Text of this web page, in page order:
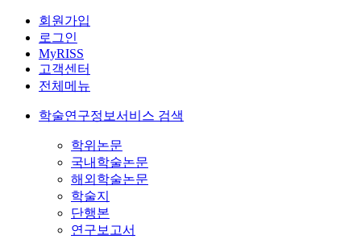
회원가입
로그인
MyRISS
고객센터
전체메뉴
학술연구정보서비스 검색
학위논문
국내학술논문
해외학술논문
학술지
단행본
연구보고서